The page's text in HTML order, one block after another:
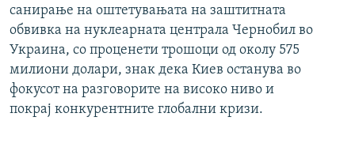
санирање на оштетувањата на заштитната
обвивка на нуклеарната централа Чернобил во
Украина, со проценети трошоци од околу 575
милиони долари, знак дека Киев останува во
фокусот на разговорите на високо ниво и
покрај конкурентните глобални кризи.